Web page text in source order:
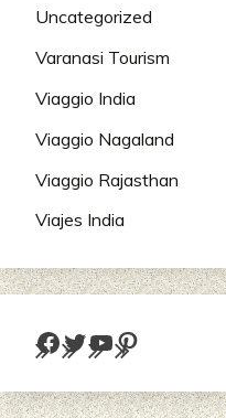
Uncategorized
Varanasi Tourism
Viaggio India
Viaggio Nagaland
Viaggio Rajasthan
Viajes India
Facebook
Twitter
YouTube
Pinterest